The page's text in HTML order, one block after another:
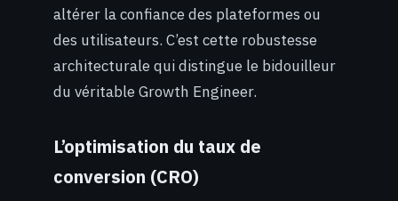
altérer la confiance des plateformes ou
des utilisateurs. C’est cette robustesse
architecturale qui distingue le bidouilleur
du véritable Growth Engineer.
L’optimisation du taux de
conversion (CRO)